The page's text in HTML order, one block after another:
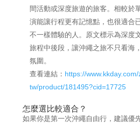
間活動或深度旅遊的旅客。相較於
演能讓行程更有記憶點，也很適合
不一樣體驗的人。原文標示為深度
旅程中後段，讓沖繩之旅不只看海
氛圍。
查看連結： https://www.kkday.com/
tw/product/181495?cid=17725
怎麼選比較適合？
如果你是第一次沖繩自由行，建議優